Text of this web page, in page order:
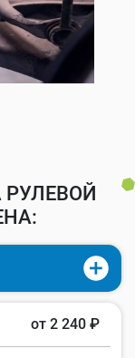
от 2 240 ₽